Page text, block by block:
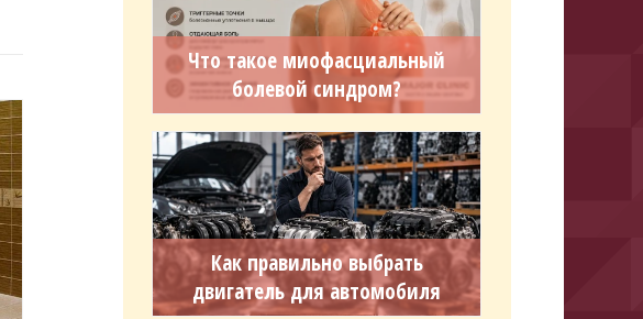
Что такое миофасциальный
болевой синдром?
Как правильно выбрать
двигатель для автомобиля